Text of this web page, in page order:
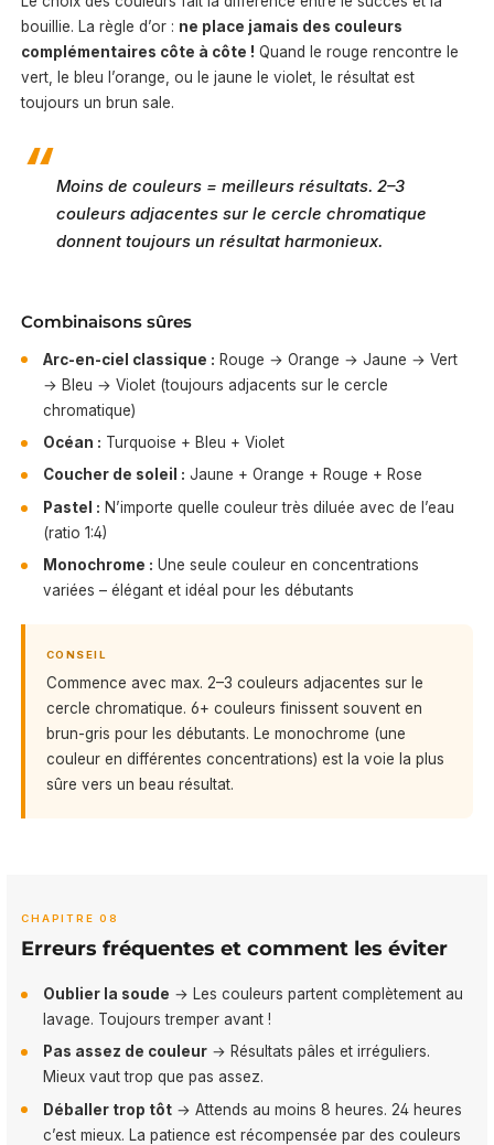
bouillie. La règle d’or : ne place jamais des couleurs
complémentaires côte à côte ! Quand le rouge rencontre le
vert, le bleu l’orange, ou le jaune le violet, le résultat est
toujours un brun sale.
Moins de couleurs = meilleurs résultats. 2–3
couleurs adjacentes sur le cercle chromatique
donnent toujours un résultat harmonieux.
Combinaisons sûres
Arc-en-ciel classique : Rouge → Orange → Jaune → Vert
→ Bleu → Violet (toujours adjacents sur le cercle
chromatique)
Océan : Turquoise + Bleu + Violet
Coucher de soleil : Jaune + Orange + Rouge + Rose
Pastel : N’importe quelle couleur très diluée avec de l’eau
(ratio 1:4)
Monochrome : Une seule couleur en concentrations
variées – élégant et idéal pour les débutants
CONSEIL
Commence avec max. 2–3 couleurs adjacentes sur le
cercle chromatique. 6+ couleurs finissent souvent en
brun-gris pour les débutants. Le monochrome (une
couleur en différentes concentrations) est la voie la plus
sûre vers un beau résultat.
CHAPITRE 08
Erreurs fréquentes et comment les éviter
Oublier la soude → Les couleurs partent complètement au
lavage. Toujours tremper avant !
Pas assez de couleur→ Résultats pâles et irréguliers.
Mieux vaut trop que pas assez.
Déballer trop tôt→ Attends au moins 8 heures. 24 heures
c’est mieux. La patience est récompensée par des couleurs